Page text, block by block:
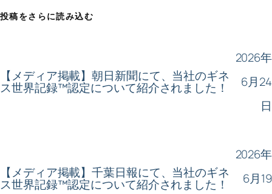
投稿をさらに読み込む
【メディア掲載】朝日新聞にて、当社のギネ
ス世界記録™認定について紹介されました！
2026年
6月24
日
【メディア掲載】千葉日報にて、当社のギネ
ス世界記録™認定について紹介されました！
2026年
6月19